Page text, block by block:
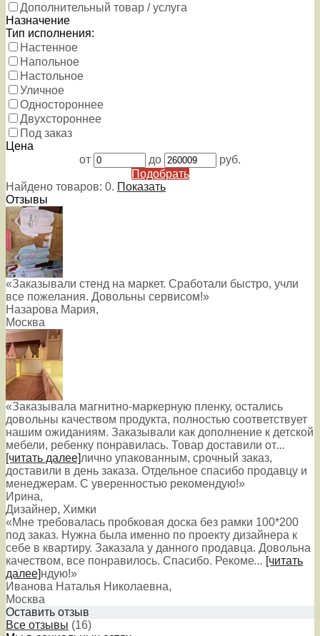
Дополнительный товар / услуга
Назначение
Тип исполнения:
Настенное
Напольное
Настольное
Уличное
Одностороннее
Двухстороннее
Под заказ
Цена
от
до
руб.
Подобрать
Найдено товаров: 0. Показать
Отзывы
«Заказывали стенд на маркет. Сработали быстро, учли
все пожелания. Довольны сервисом!»
Назарова Мария,
Москва
«Заказывала магнитно-маркерную пленку, остались
довольны качеством продукта, полностью соответствует
нашим ожиданиям. Заказывали как дополнение к детской
мебели, ребенку понравилась. Товар доставили от...
[читать далее]лично упакованным, срочный заказ,
доставили в день заказа. Отдельное спасибо продавцу и
менеджерам. С уверенностью рекомендую!»
Ирина,
Дизайнер, Химки
«Мне требовалась пробковая доска без рамки 100*200
под заказ. Нужна была именно по проекту дизайнера к
себе в квартиру. Заказала у данного продавца. Довольна
качеством, все понравилось. Спасибо. Рекоме... [читать
далее]ндую!»
Иванова Наталья Николаевна,
Москва
Оставить отзыв
Все отзывы (16)